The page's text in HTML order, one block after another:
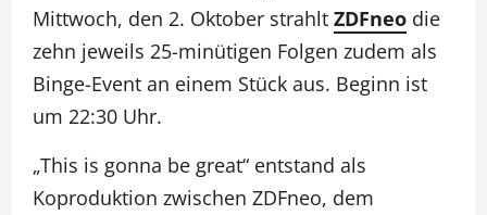
Mittwoch, den 2. Oktober strahlt ZDFneo die
zehn jeweils 25-minütigen Folgen zudem als
Binge-Event an einem Stück aus. Beginn ist
um 22:30 Uhr.
„This is gonna be great“ entstand als
Koproduktion zwischen ZDFneo, dem